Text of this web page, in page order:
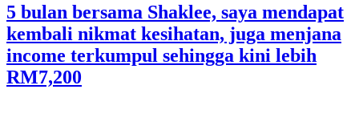
5 bulan bersama Shaklee, saya mendapat
kembali nikmat kesihatan, juga menjana
income terkumpul sehingga kini lebih
RM7,200